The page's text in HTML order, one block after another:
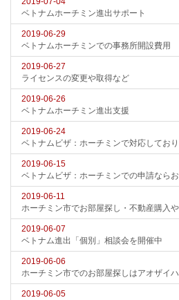
ベトナムホーチミン進出サポート
2019-06-29
ベトナムホーチミンでの事務所開設費用
2019-06-27
ライセンスの変更や取得など
2019-06-26
ベトナムホーチミン進出支援
2019-06-24
ベトナムビザ：ホーチミンで対応してお
2019-06-15
ベトナムビザ：ホーチミンでの申請ならお
2019-06-11
ホーチミン市でお部屋探し・不動産購入
2019-06-07
ベトナム進出「個別」相談会を開催中
2019-06-06
ホーチミン市でのお部屋探しはアオザイ
2019-06-05